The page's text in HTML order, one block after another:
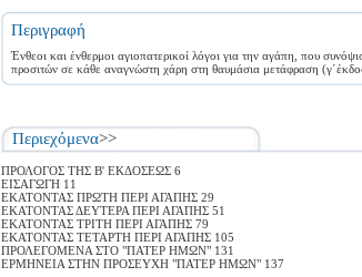
Περιγραφή
Ένθεοι και ένθερμοι αγιοπατερικοί λόγοι για την αγάπη, που
προσιτών σε κάθε αναγνώστη χάρη στη θαυμάσια μετάφραση
Περιεχόμενα>>
ΠΡΟΛΟΓΟΣ ΤΗΣ Β' ΕΚΔΟΣΕΩΣ 6
ΕΙΣΑΓΩΓΗ 11
ΕΚΑΤΟΝΤΑΣ ΠΡΩΤΗ ΠΕΡΙ ΑΓΑΠΗΣ 29
ΕΚΑΤΟΝΤΑΣ ΔΕΥΤΕΡΑ ΠΕΡΙ ΑΓΑΠΗΣ 51
ΕΚΑΤΟΝΤΑΣ ΤΡΙΤΗ ΠΕΡΙ ΑΓΑΠΗΣ 79
ΕΚΑΤΟΝΤΑΣ ΤΕΤΑΡΤΗ ΠΕΡΙ ΑΓΑΠΗΣ 105
ΠΡΟΛΕΓΟΜΕΝΑ ΣΤΟ "ΠΑΤΕΡ ΗΜΩΝ" 131
ΕΡΜΗΝΕΙΑ ΣΤΗΝ ΠΡΟΣΕΥΧΗ "ΠΑΤΕΡ ΗΜΩΝ" 137